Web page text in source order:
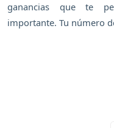
ganancias que te
importante. Tu número